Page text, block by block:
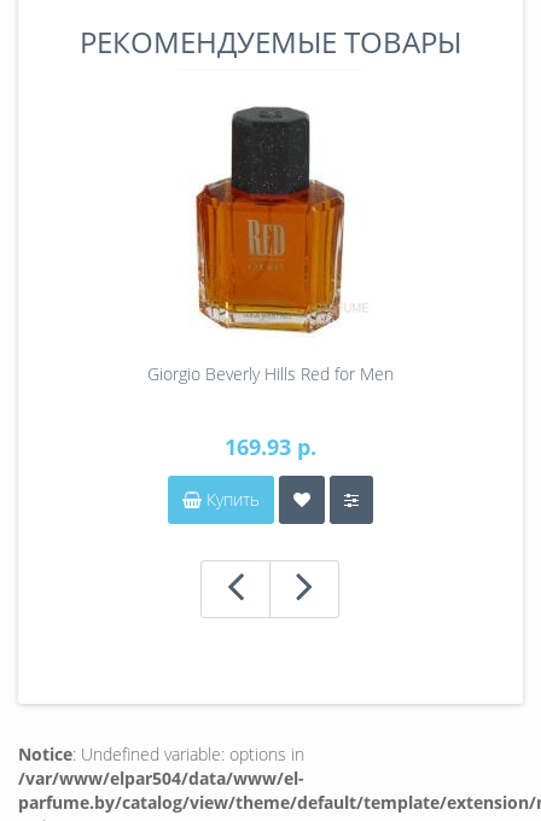
РЕКОМЕНДУЕМЫЕ ТОВАРЫ
Giorgio Beverly Hills Red for Men
169.93 р.
Купить
Notice: Undefined variable: options in
/var/www/elpar504/data/www/el-
parfume.by/catalog/view/theme/default/template/